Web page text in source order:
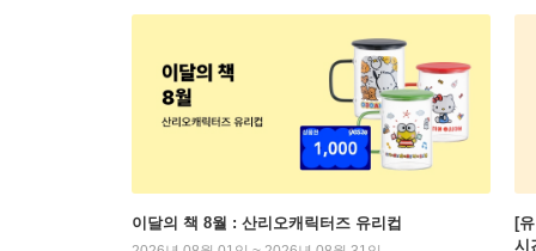
이달의 책 8월 : 산리오캐릭터즈 유리컵
[
시